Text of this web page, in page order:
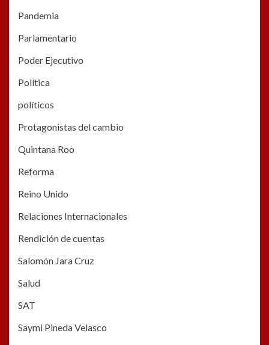
Pandemia
Parlamentario
Poder Ejecutivo
Política
políticos
Protagonistas del cambio
Quintana Roo
Reforma
Reino Unido
Relaciones Internacionales
Rendición de cuentas
Salomón Jara Cruz
Salud
SAT
Saymi Pineda Velasco